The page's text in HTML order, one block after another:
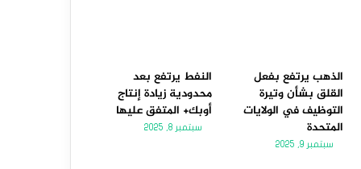
الذهب يرتفع بفعل
القلق بشأن وتيرة
التوظيف في الولايات
المتحدة
سبتمبر 9, 2025
النفط يرتفع بعد
محدودية زيادة إنتاج
أوبك+ المتفق عليها
سبتمبر 8, 2025